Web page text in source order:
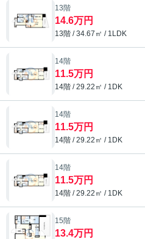
13階
14.6万円
13階 / 34.67㎡ / 1LDK
14階
11.5万円
14階 / 29.22㎡ / 1DK
14階
11.5万円
14階 / 29.22㎡ / 1DK
14階
11.5万円
14階 / 29.22㎡ / 1DK
15階
13.4万円